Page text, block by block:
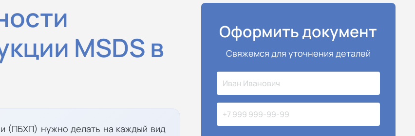
MSDS в
(ПБХП) нужно делать на каждый вид
Оформить документ
Свяжемся для уточнения деталей